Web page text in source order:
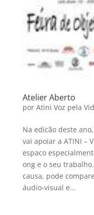
Atelier Aberto
por Atini Voz pela
Na edicão deste
vai apoiar a ATINI –
espaco
ong e o seu
causa, pode
áudio-visual e...